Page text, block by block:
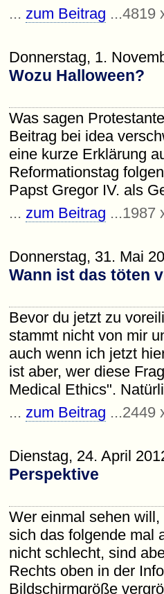
... zum Beitrag ...4819
Donnerstag, 1.
Wozu Halloween?
Was sagen
Beitrag bei idea
eine kurze Erklärung
Reformationstag
Papst Gregor IV. als
... zum Beitrag ...1987
Donnerstag, 31. Mai
Wann ist das töten
Bevor du jetzt zu
stammt nicht von mir
auch wenn ich jetzt
ist aber, wer diese
Medical Ethics".
... zum Beitrag ...2449
Dienstag, 24. April
Perspektive
Wer einmal sehen
sich das folgende mal
nicht schlecht, sind
Rechts oben in der
Bildschirmgröße